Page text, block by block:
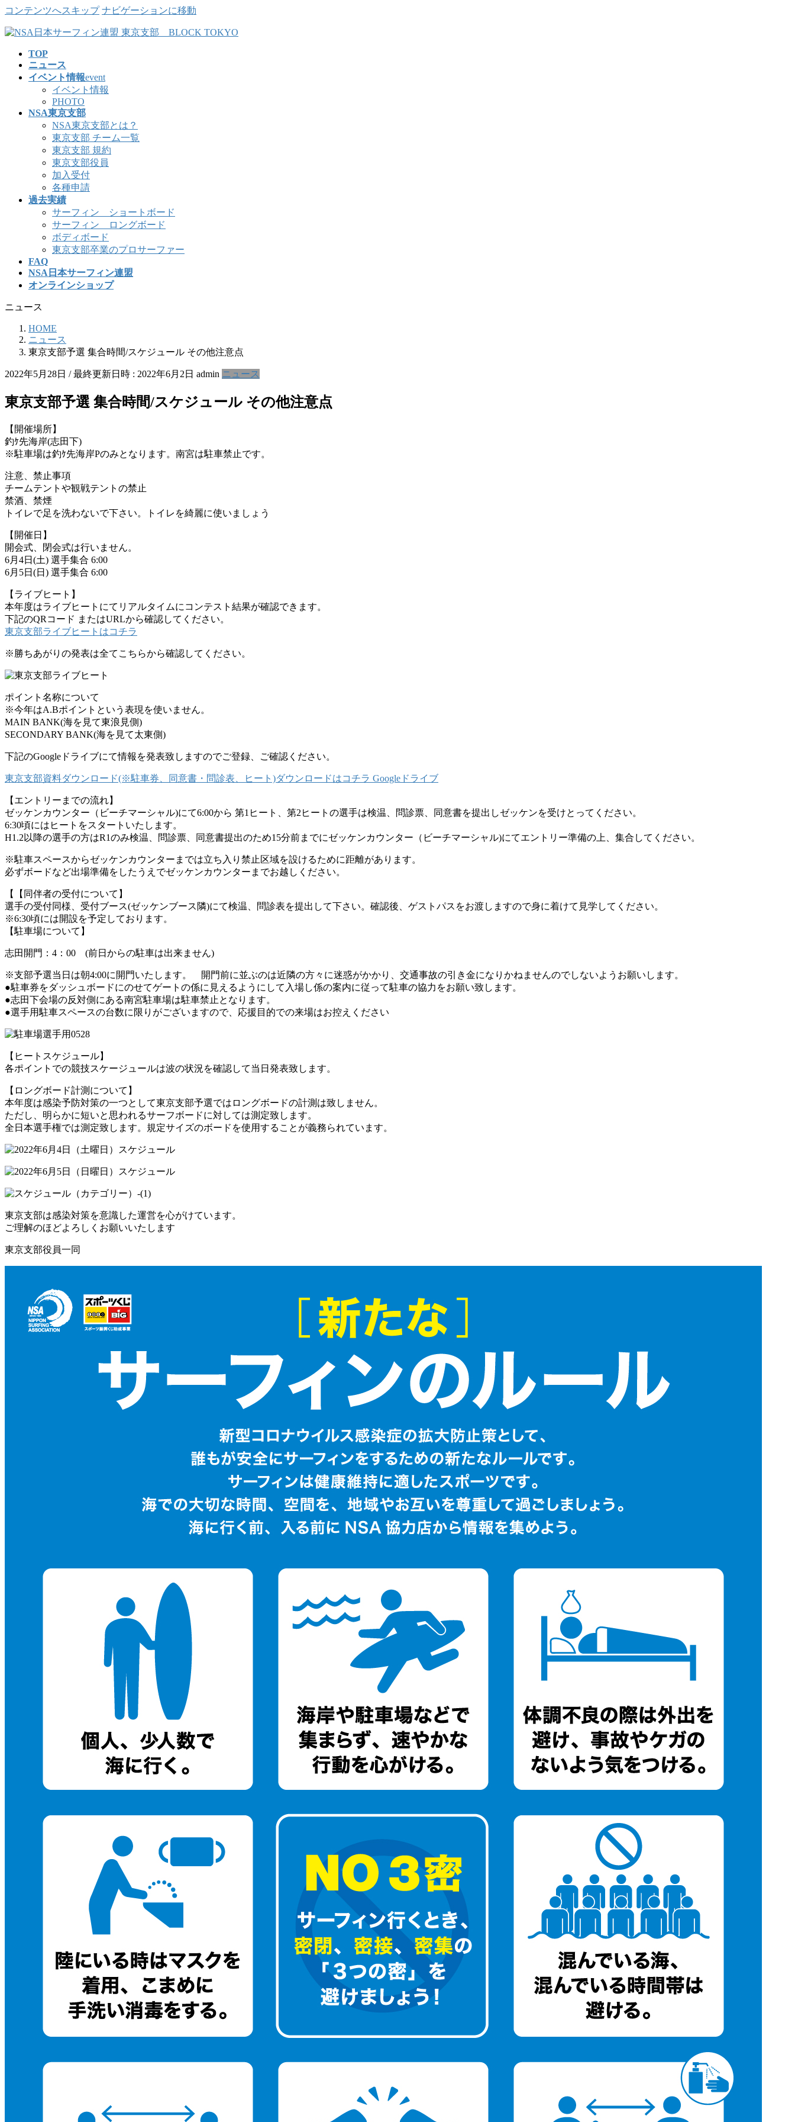
コンテンツへスキップ ナビゲーションに移動
TOP
ニュース
イベント情報event
イベント情報
PHOTO
NSA東京支部
NSA東京支部とは？
東京支部 チーム一覧
東京支部 規約
東京支部役員
加入受付
各種申請
過去実績
サーフィン ショートボード
サーフィン ロングボード
ボディボード
東京支部卒業のプロサーファー
FAQ
NSA日本サーフィン連盟
オンラインショップ
ニュース
HOME
ニュース
東京支部予選 集合時間/スケジュール その他注意点
2022年5月28日 / 最終更新日時 : 2022年6月2日 admin ニュース
東京支部予選 集合時間/スケジュール その他注意点
【開催場所】
釣ｹ先海岸(志田下)
※駐車場は釣ｹ先海岸Pのみとなります。南宮は駐車禁止です。
注意、禁止事項
チームテントや観戦テントの禁止
禁酒、禁煙
トイレで足を洗わないで下さい。トイレを綺麗に使いましょう
【開催日】
開会式、閉会式は行いません。
6月4日(土) 選手集合 6:00
6月5日(日) 選手集合 6:00
【ライブヒート】
本年度はライブヒートにてリアルタイムにコンテスト結果が確認できます。
下記のQRコード またはURLから確認してください。
東京支部ライブヒートはコチラ
※勝ちあがりの発表は全てこちらから確認してください。
ポイント名称について
※今年はA.Bポイントという表現を使いません。
MAIN BANK(海を見て東浪見側)
SECONDARY BANK(海を見て太東側)
下記のGoogleドライブにて情報を発表致しますのでご登録、ご確認ください。
東京支部資料ダウンロード(※駐車券、同意書・問診表、ヒート)ダウンロードはコチラ Googleドライブ
【エントリーまでの流れ】
ゼッケンカウンター（ビーチマーシャル)にて6:00から 第1ヒート、第2ヒートの選手は検温、問診票、同意書を提出しゼッケンを受けとってください。
6:30頃にはヒートをスタートいたします。
H1.2以降の選手の方はR1のみ検温、問診票、同意書提出のため15分前までにゼッケンカウンター（ビーチマーシャル)にてエントリー準備の上、集合してください。
※駐車スペースからゼッケンカウンターまでは立ち入り禁止区域を設けるために距離があります。
必ずボードなど出場準備をしたうえでゼッケンカウンターまでお越しください。
【【同伴者の受付について】
選手の受付同様、受付ブース(ゼッケンブース隣)にて検温、問診表を提出して下さい。確認後、ゲストパスをお渡しますので身に着けて見学してください。
※6:30頃には開設を予定しております。
【駐車場について】
志田開門：4：00 (前日からの駐車は出来ません)
※支部予選当日は朝4:00に開門いたします。 開門前に並ぶのは近隣の方々に迷惑がかかり、交通事故の引き金になりかねませんのでしないようお願いします。
●駐車券をダッシュボードにのせてゲートの係に見えるようにして入場し係の案内に従って駐車の協力をお願い致します。
●志田下会場の反対側にある南宮駐車場は駐車禁止となります。
●選手用駐車スペースの台数に限りがございますので、応援目的での来場はお控えください
【ヒートスケジュール】
各ポイントでの競技スケージュールは波の状況を確認して当日発表致します。
【ロングボード計測について】
本年度は感染予防対策の一つとして東京支部予選ではロングボードの計測は致しません。
ただし、明らかに短いと思われるサーフボードに対しては測定致します。
全日本選手権では測定致します。規定サイズのボードを使用することが義務られています。
東京支部は感染対策を意識した運営を心がけています。
ご理解のほどよろしくお願いいたします
東京支部役員一同